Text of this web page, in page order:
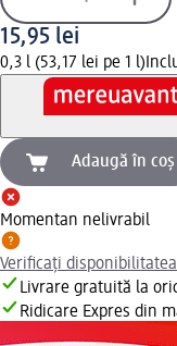
15,95 lei
0,3 l (53,17 lei pe 1 l)
Adaugă în coș
Momentan nelivrabil
Verificați
Livrare gratuită la
Ridicare Expres din